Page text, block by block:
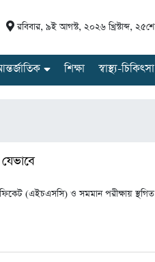
রবিবার, ৯ই আগস্ট, ২০২৬ খ্রিস্টাব্দ, ২৫শে
শিক্ষা স্বাস্থ্য-চিকিৎসা
(এইচএসসি) ও সমমান পরীক্ষায়